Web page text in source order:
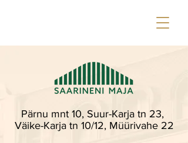
Pärnu mnt 10, Suur-Karja tn 23,
Väike-Karja tn 10/12, Müürivahe 22